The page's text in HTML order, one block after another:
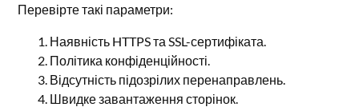
Перевірте такі параметри:
Наявність HTTPS та SSL-сертифіката.
Політика конфіденційності.
Відсутність підозрілих перенаправлень.
Швидке завантаження сторінок.